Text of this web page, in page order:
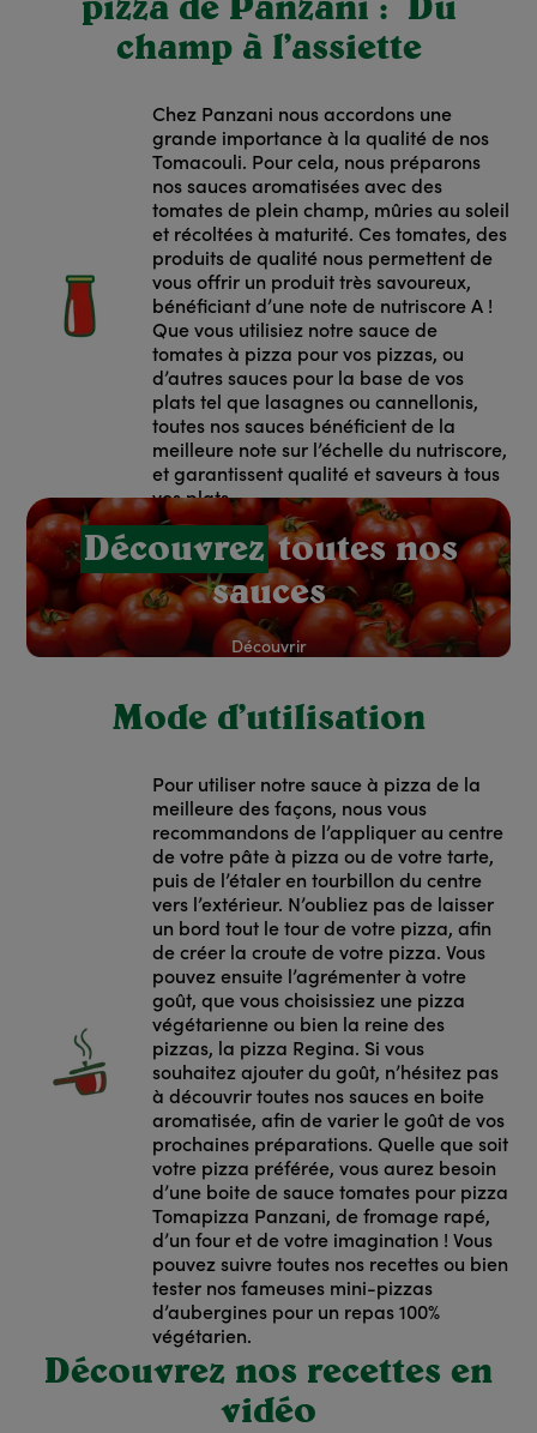
champ à l’assiette
Chez Panzani nous accordons une
grande importance à la qualité de nos
Tomacouli. Pour cela, nous préparons
nos sauces aromatisées avec des
tomates de plein champ, mûries au soleil
et récoltées à maturité. Ces tomates, des
produits de qualité nous permettent de
vous offrir un produit très savoureux,
bénéficiant d’une note de nutriscore A !
Que vous utilisiez notre sauce de
tomates à pizza pour vos pizzas, ou
d’autres sauces pour la base de vos
plats tel que lasagnes ou cannellonis,
toutes nos sauces bénéficient de la
meilleure note sur l’échelle du nutriscore,
et garantissent qualité et saveurs à tous
vos plats.
red: RougeDécouvreztoutes nos
sauces
Découvrir
Mode d’utilisation
Pour utiliser notre sauce à pizza de la
meilleure des façons, nous vous
recommandons de l’appliquer au centre
de votre pâte à pizza ou de votre tarte,
puis de l’étaler en tourbillon du centre
vers l’extérieur. N’oubliez pas de laisser
un bord tout le tour de votre pizza, afin
de créer la croute de votre pizza. Vous
pouvez ensuite l’agrémenter à votre
goût, que vous choisissiez une pizza
végétarienne ou bien la reine des
pizzas, la pizza Regina. Si vous
souhaitez ajouter du goût, n’hésitez pas
à découvrir toutes nos sauces en boite
aromatisée, afin de varier le goût de vos
prochaines préparations. Quelle que soit
votre pizza préférée, vous aurez besoin
d’une boite de sauce tomates pour pizza
Tomapizza Panzani, de fromage rapé,
d’un four et de votre imagination ! Vous
pouvez suivre toutes nos recettes ou bien
tester nos fameuses mini-pizzas
d’aubergines pour un repas 100%
végétarien.
Découvrez nos recettes en
vidéo